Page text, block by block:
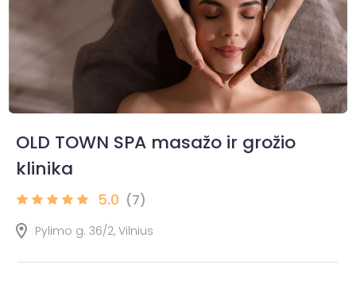
OLD TOWN SPA masažo ir grožio
klinika
5.0 (7)
Pylimo g. 36/2, Vilnius